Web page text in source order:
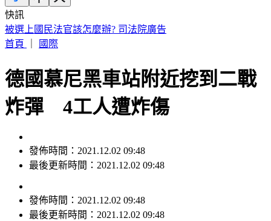
快訊
IU無預警召喚前男友 韓網替「她」心疼：很不舒服
首頁
國際
德國慕尼黑車站附近挖到二戰
炸彈 4工人遭炸傷
發佈時間：2021.12.02 09:48
最後更新時間：2021.12.02 09:48
發佈時間： 2021.12.02 09:48
最後更新時間： 2021.12.02 09:48